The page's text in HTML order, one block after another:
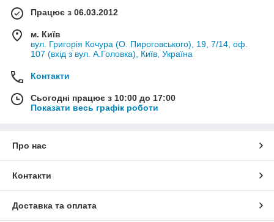
Працює з 06.03.2012
м. Київ
вул. Григорія Кочура (О. Пироговського), 19, 7/14, оф.
107 (вхід з вул. А.Головка), Київ, Україна
Контакти
Сьогодні працює з 10:00 до 17:00
Показати весь графік роботи
Про нас
Контакти
Доставка та оплата